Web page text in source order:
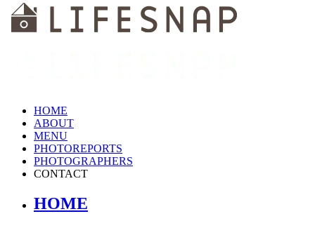
HOME
ABOUT
MENU
PHOTOREPORTS
PHOTOGRAPHERS
CONTACT
HOME